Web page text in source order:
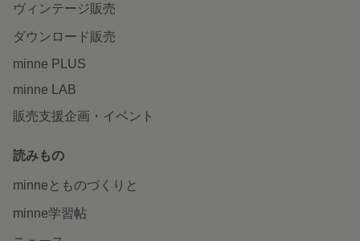
ヴィンテージ販売
ダウンロード販売
minne PLUS
minne LAB
販売支援企画・イベント
読みもの
minneとものづくりと
minne学習帖